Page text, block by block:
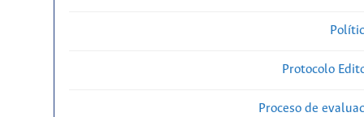
Protocolo
Proceso de